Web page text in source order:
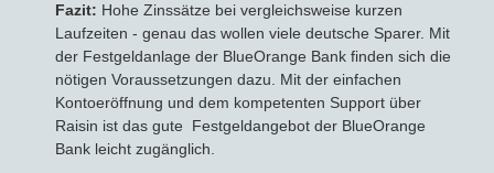
Fazit: Hohe Zinssätze bei vergleichsweise kurzen
Laufzeiten - genau das wollen viele deutsche Sparer. Mit
der Festgeldanlage der BlueOrange Bank finden sich die
nötigen Voraussetzungen dazu. Mit der einfachen
Kontoeröffnung und dem kompetenten Support über
Raisin ist das gute Festgeldangebot der BlueOrange
Bank leicht zugänglich.